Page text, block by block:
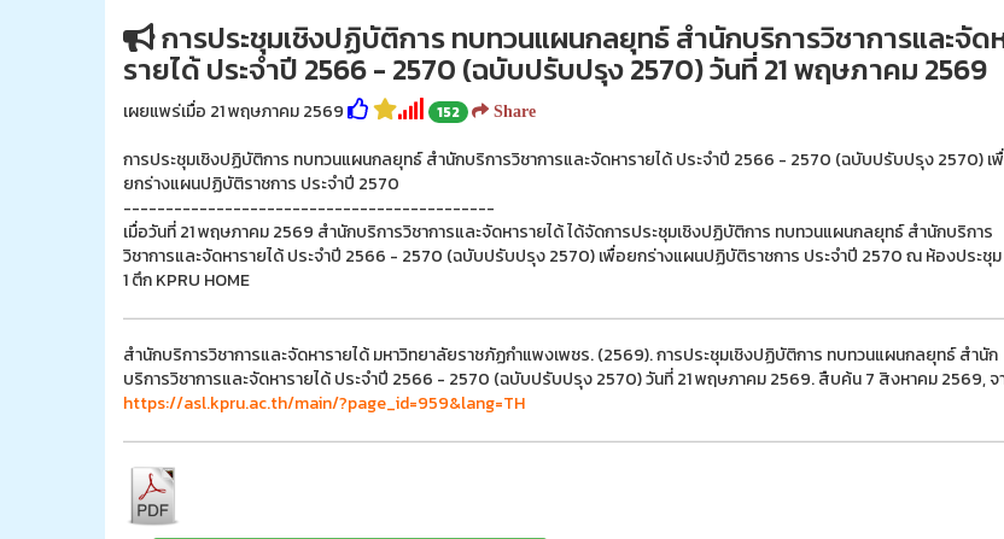
การประชุมเชิงปฏิบัติการ ทบทวนแผนกลยุทธ์ สำนักบริการวิชาการและจัด
รายได้ ประจำปี 2566 - 2570 (ฉบับปรับปรุง 2570) วันที่ 21 พฤษภาคม 2569
เผยแพร่เมื่อ 21 พฤษภาคม 2569 152 Share
การประชุมเชิงปฏิบัติการ ทบทวนแผนกลยุทธ์ สำนักบริการวิชาการและจัดหารายได้ ประจำปี 2566 - 2570 (ฉบับปรับปรุง 2570) เ
ยกร่างแผนปฏิบัติราชการ ประจำปี 2570
--------------------------------------------
เมื่อวันที่ 21 พฤษภาคม 2569 สำนักบริการวิชาการและจัดหารายได้ ได้จัดการประชุมเชิงปฏิบัติการ ทบทวนแผนกลยุทธ์ สำนักบริการ
วิชาการและจัดหารายได้ ประจำปี 2566 - 2570 (ฉบับปรับปรุง 2570) เพื่อยกร่างแผนปฏิบัติราชการ ประจำปี 2570 ณ ห้องประชุ
1 ตึก KPRU HOME
สำนักบริการวิชาการและจัดหารายได้ มหาวิทยาลัยราชภัฏกำแพงเพชร. (2569). การประชุมเชิงปฏิบัติการ ทบทวนแผนกลยุทธ์ สำนัก
บริการวิชาการและจัดหารายได้ ประจำปี 2566 - 2570 (ฉบับปรับปรุง 2570) วันที่ 21 พฤษภาคม 2569. สืบค้น 7 สิงหาคม 2569, จ
https://asl.kpru.ac.th/main/?page_id=959&lang=TH